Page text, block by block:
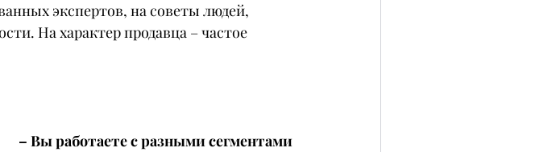
экспертов, на советы людей,
На характер продавца – частое
– Вы работаете с разными сегментами